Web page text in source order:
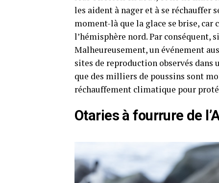
les aident à nager et à se réchauffer
moment-là que la glace se brise, car
l’hémisphère nord. Par conséquent,
Malheureusement, un événement
sites de reproduction observés
que des milliers de poussins sont
réchauffement climatique pour
Otaries à fourrure de